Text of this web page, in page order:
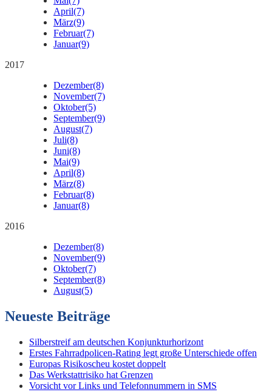
April(7)
März(9)
Februar(7)
Januar(9)
2017
Dezember(8)
November(7)
Oktober(5)
September(9)
August(7)
Juli(8)
Juni(8)
Mai(9)
April(8)
März(8)
Februar(8)
Januar(8)
2016
Dezember(8)
November(9)
Oktober(7)
September(8)
August(5)
Neueste Beiträge
Silberstreif am deutschen Konjunkturhorizont
Erstes Fahrradpolicen-Rating legt große Unterschiede offen
Europas Risikoscheu kostet doppelt
Das Werkstattrisiko hat Grenzen
Vorsicht vor Links und Telefonnummern in SMS